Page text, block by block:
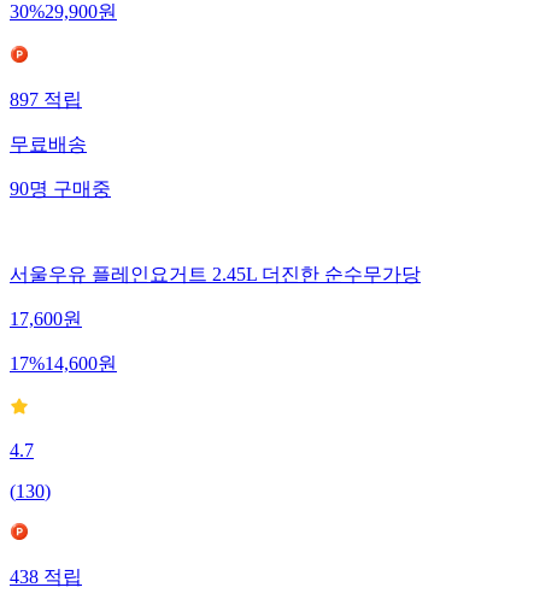
30%29,900원
897 적립
무료배송
90명 구매중
서울우유 플레인요거트 2.45L 더진한 순수무가당
17,600원
17%14,600원
4.7
(130)
438적립